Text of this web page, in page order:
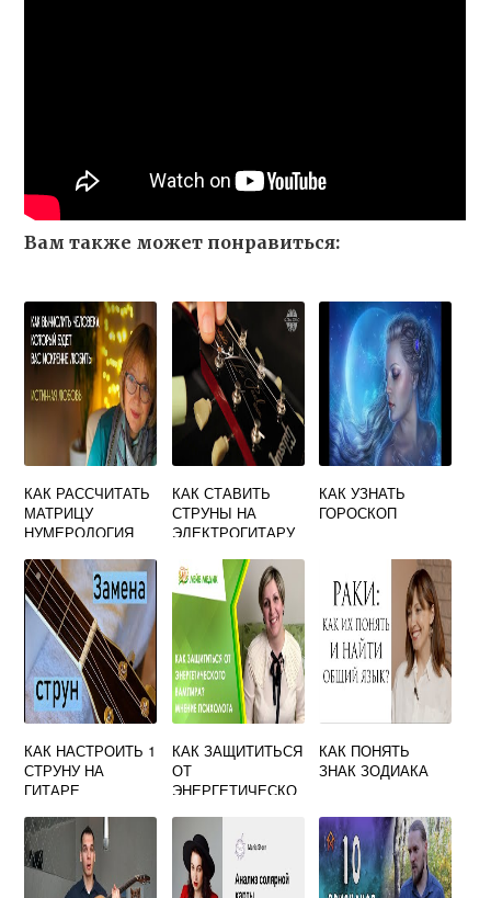
Вам также может понравиться:
КАК РАССЧИТАТЬ
МАТРИЦУ
НУМЕРОЛОГИЯ
КАК СТАВИТЬ
СТРУНЫ НА
ЭЛЕКТРОГИТАРУ
КАК УЗНАТЬ
ГОРОСКОП
КАК НАСТРОИТЬ 1
СТРУНУ НА
ГИТАРЕ
КАК ЗАЩИТИТЬСЯ
ОТ
ЭНЕРГЕТИЧЕСКО
РАБОТЕ КОЛЛЕГИ
ОБЕРЕГИ И
ЗАГОВОРЫ
КАК ПОНЯТЬ
ЗНАК ЗОДИАКА